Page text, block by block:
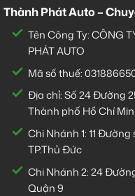
Thành Phát Auto –
Tên Công Ty: CÔNG
PHÁT AUTO
Mã số thuế:
Địa chỉ: Số 24 Đường
Thành phố Hồ Chí
Chi Nhánh 1:11 Đường
TP.Thủ Đức
Chi Nhánh 2:24
Quận 9